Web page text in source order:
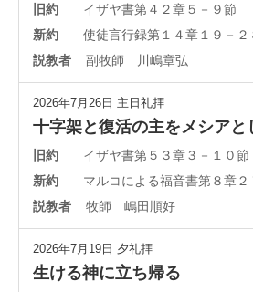
旧約
イザヤ書第４２章５－９節
新約
使徒言行録第１４章１９－２
説教者
副牧師 川嶋章弘
2026年7月26日 主日礼拝
十字架と復活の主をメシアと
旧約
イザヤ書第５３章３－１０節
新約
マルコによる福音書第８章２
説教者
牧師 嶋田順好
2026年7月19日 夕礼拝
生ける神に立ち帰る